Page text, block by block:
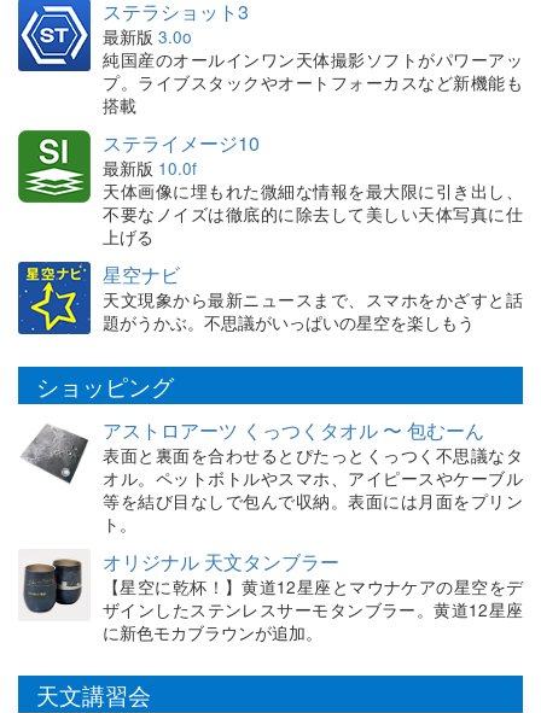
ステラショット3
最新版 3.0o
純国産のオールインワン天体撮影ソフトがパワーアッ
プ。ライブスタックやオートフォーカスなど新機能も
搭載
ステライメージ10
最新版 10.0f
天体画像に埋もれた微細な情報を最大限に引き出し、
不要なノイズは徹底的に除去して美しい天体写真に仕
上げる
星空ナビ
天文現象から最新ニュースまで、スマホをかざすと話
題がうかぶ。不思議がいっぱいの星空を楽しもう
ショッピング
アストロアーツ くっつくタオル 〜 包むーん
表面と裏面を合わせるとぴたっとくっつく不思議なタ
オル。ペットボトルやスマホ、アイピースやケーブル
等を結び目なしで包んで収納。表面には月面をプリン
ト。
オリジナル 天文タンブラー
【星空に乾杯！】黄道12星座とマウナケアの星空をデ
ザインしたステンレスサーモタンブラー。黄道12星座
に新色モカブラウンが追加。
天文講習会